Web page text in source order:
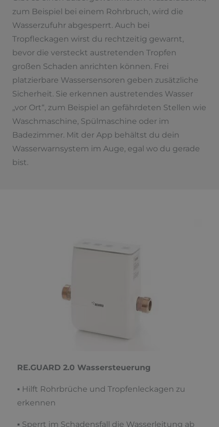
zum Beispiel bei einem Rohrbruch, wird die
Wasserzufuhr abgesperrt. Auch bei
Tropfleckagen wirst du rechtzeitig gewarnt,
bevor die versteckt austretenden Tropfen
großen Schaden anrichten können. Frei
platzierbare Wassersensoren geben zusätzliche
Sicherheit. Sie erkennen austretendes Wasser
„vor Ort“, zum Beispiel an gefährdeten Stellen wie
Waschmaschine, Spülmaschine oder im
Badezimmer. Mit der App behältst du dein
Wasserwarnsystem im Auge, egal wo du gerade
bist.
RE.GUARD 2.0 Wassersteuerung
▪ Hilft Rohrbrüche und Tropfenleckagen zu
erkennen
▪ Sperrt im Schadensfall die Wasserleitung ab